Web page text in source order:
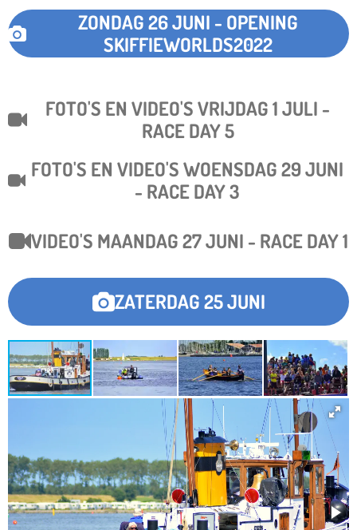
ZONDAG 26 JUNI - OPENING
SKIFFIEWORLDS2022
FOTO'S EN VIDEO'S VRIJDAG 1 JULI -
RACE DAY 5
FOTO'S EN VIDEO'S WOENSDAG 29 JUNI
- RACE DAY 3
VIDEO'S MAANDAG 27 JUNI - RACE DAY 1
ZATERDAG 25 JUNI